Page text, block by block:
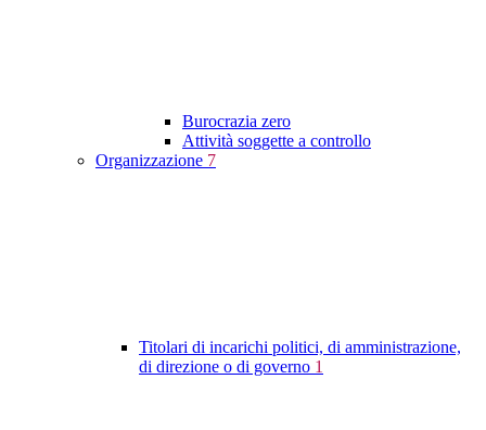
Burocrazia zero
Attività soggette a controllo
Organizzazione 7
Titolari di incarichi politici, di amministrazione,
di direzione o di governo 1